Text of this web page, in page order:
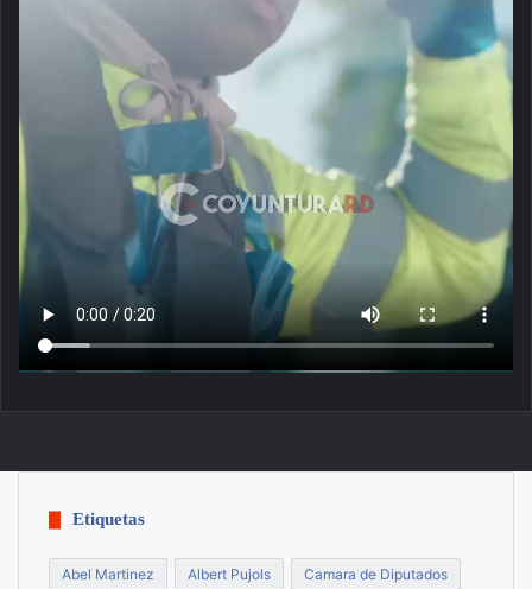
Etiquetas
Abel Martinez Albert Pujols Camara de Diputados